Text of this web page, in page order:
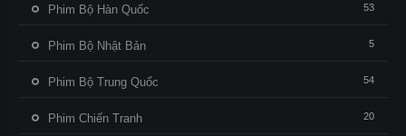
Phim Bộ Hàn Quốc 53
Phim Bộ Nhật Bản 5
Phim Bộ Trung Quốc 54
Phim Chiến Tranh 20